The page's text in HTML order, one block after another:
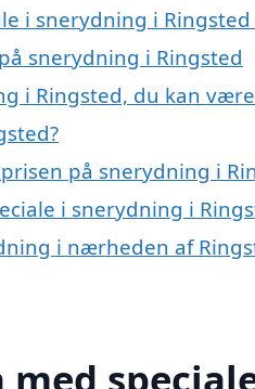
i snerydning i
snerydning i Ringsted
i Ringsted, du kan
på snerydning i
i snerydning i
i nærheden af